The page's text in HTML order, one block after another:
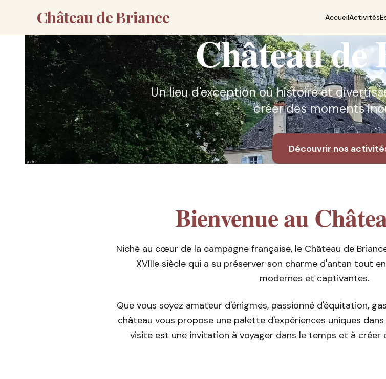
Château de Briance AccueilActivités
Château de
Un lieu d'exception où histoire et
créer des moments
Découvrir nos
Bienvenue au
Niché au cœur de la campagne française, le Château de
XVIIIe siècle qui a su préserver son charme d'antan tout
modernes et captivantes.
Que vous soyez amateur d'énigmes, passionné d'équitation,
château vous propose une palette d'expériences uniques
visite est une invitation à voyager dans le temps et à créer